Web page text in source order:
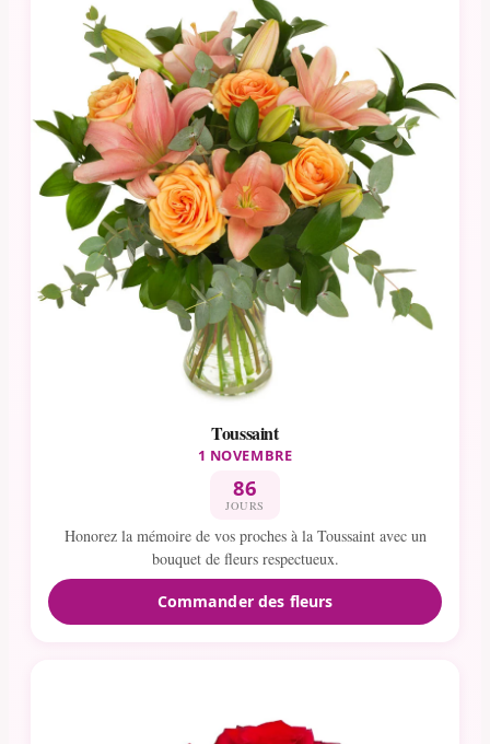
Toussaint
1 NOVEMBRE
86
JOURS
Honorez la mémoire de vos proches à la Toussaint avec un
bouquet de fleurs respectueux.
Commander des fleurs